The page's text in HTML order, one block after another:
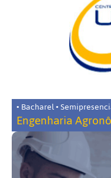
• Bacharel •
Engenharia